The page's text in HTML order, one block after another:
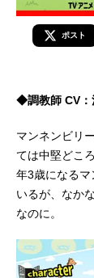
ポスト
◆調教師 CV：
マンネンビリ
ては中堅どこ
年3歳になる
いるが、なか
なのに。